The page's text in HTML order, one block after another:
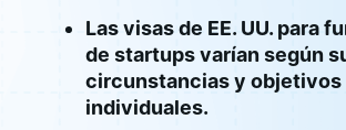
Las visas de EE. UU. para
de startups varían según
circunstancias y objetivos
individuales.